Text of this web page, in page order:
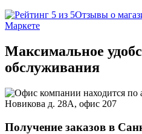
Отзывы о
Маркете
Максимальное
обслуживания
Получение заказов в